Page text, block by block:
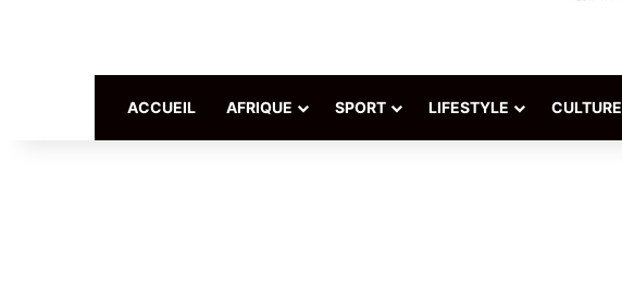
ACCUEIL AFRIQUE SPORT LIFESTYLE CULTURE